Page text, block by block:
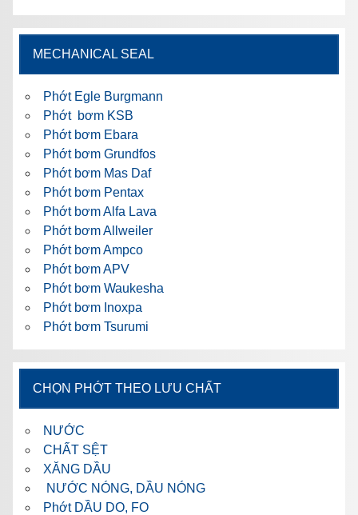
MECHANICAL SEAL
Phớt Egle Burgmann
Phớt bơm KSB
Phớt bơm Ebara
Phớt bơm Grundfos
Phớt bơm Mas Daf
Phớt bơm Pentax
Phớt bơm Alfa Lava
Phớt bơm Allweiler
Phớt bơm Ampco
Phớt bơm APV
Phớt bơm Waukesha
Phớt bơm Inoxpa
Phớt bơm Tsurumi
CHỌN PHỚT THEO LƯU CHẤT
NƯỚC
CHẤT SỆT
XĂNG DẦU
NƯỚC NÓNG, DẦU NÓNG
Phớt DẦU DO, FO